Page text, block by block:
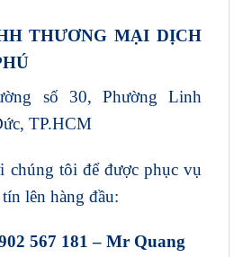
THƯƠNG MẠI DỊCH
số 30, Phường Linh
TP.HCM
chúng tôi để được phục vụ
lên hàng đầu:
567 181 – Mr Quang